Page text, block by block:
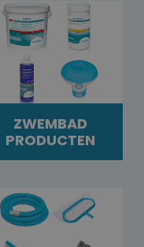
ZWEMBAD
PRODUCTEN